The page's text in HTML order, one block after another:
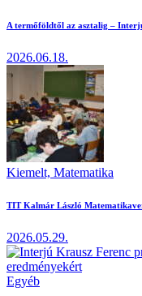
A termőföldtől az asztalig –
2026.06.18.
Kiemelt, Matematika
TIT Kalmár László
2026.05.29.
Egyéb